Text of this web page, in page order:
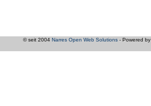
© seit 2004 Narres Open Web Solutions- Powered by